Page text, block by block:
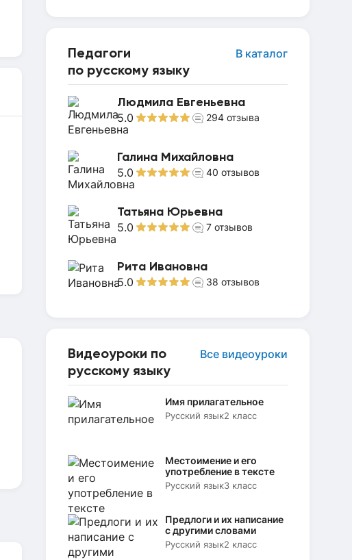
Педагоги
по русскому языку
В каталог
Людмила Евгеньевна
5.0 294 отзыва
Галина Михайловна
5.0 40 отзывов
Татьяна Юрьевна
5.0 7 отзывов
Рита Ивановна
5.0 38 отзывов
Видеоуроки по
русскому языку
Все видеоуроки
Имя прилагательное
Русский язык2 класс
Местоимение и его
употребление в тексте
Русский язык3 класс
Предлоги и их написание
с другими словами
Русский язык2 класс